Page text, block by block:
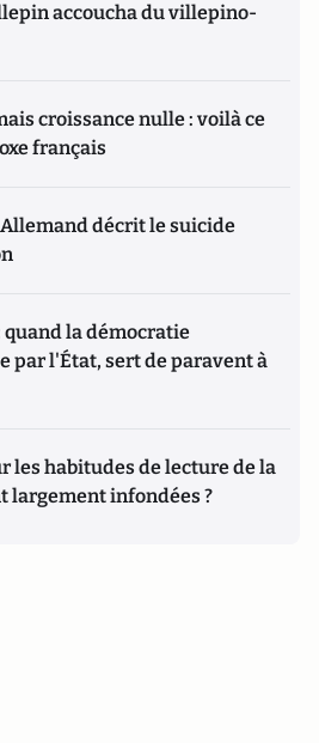
accoucha du villepino-
croissance nulle : voilà ce
français
décrit le suicide
la démocratie
par l'État, sert de paravent à
les habitudes de lecture de la
largement infondées ?